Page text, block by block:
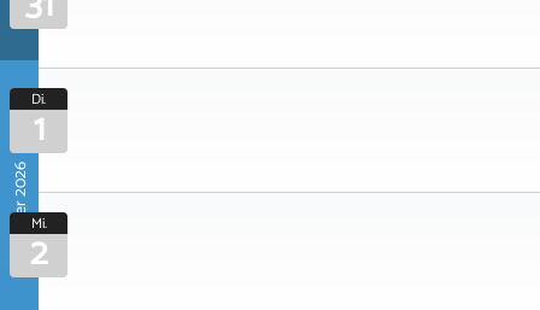
September 2026
Di.
1
Mi.
2